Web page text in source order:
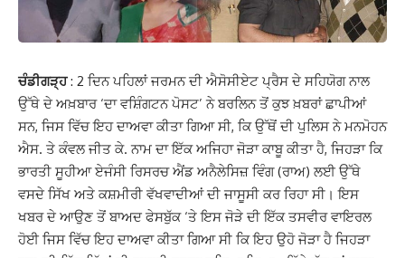
ਚੰਡੀਗੜ੍ਹ: 2 ਦਿਨ ਪਹਿਲਾਂ ਜਰਮਨ ਦੀ ਐਸੋਸੀਏਟ ਪ੍ਰੈਸ ਦੇ ਸਹਿਯੋਗ ਨਾਲ
ਉੱਥੇ ਦੇ ਅਖ਼ਬਾਰ ‘ਦਾ ਵਸ਼ਿੰਗਟਨ ਪੋਸਟ’ ਨੇ ਬਰਲਿਨ ਤੋਂ ਕੁਝ ਖ਼ਬਰਾਂ ਛਾਪੀਆਂ
ਸਨ, ਜਿਸ ਵਿੱਚ ਇਹ ਦਾਅਵਾ ਕੀਤਾ ਗਿਆ ਸੀ, ਕਿ ਉੱਥੋਂ ਦੀ ਪੁਲਿਸ ਨੇ ਮਨਮੋਹਨ
ਐਸ. ਤੇ ਕੰਵਲ ਜੀਤ ਕੇ. ਨਾਮ ਦਾ ਇੱਕ ਅਜਿਹਾ ਜੋੜਾ ਕਾਬੂ ਕੀਤਾ ਹੈ, ਜਿਹੜਾ ਕਿ
ਭਾਰਤੀ ਸੂਹੀਆ ਏਜੰਸੀ ਰਿਸਰਚ ਐਂਡ ਅਨੈਲੇਸਿਜ਼ ਵਿੰਗ (ਰਾਅ) ਲਈ ਉੱਥੇ
ਵਸਦੇ ਸਿੱਖ ਅਤੇ ਕਸ਼ਮੀਰੀ ਵੱਖਵਾਦੀਆਂ ਦੀ ਜਾਸੂਸੀ ਕਰ ਰਿਹਾ ਸੀ। ਇਸ
ਖਬਰ ਦੇ ਆਉਣ ਤੋਂ ਬਾਅਦ ਫੇਸਬੁੱਕ ‘ਤੇ ਇਸ ਜੋੜੇ ਦੀ ਇੱਕ ਤਸਵੀਰ ਵਾਇਰਲ
ਹੋਈ ਜਿਸ ਵਿੱਚ ਇਹ ਦਾਅਵਾ ਕੀਤਾ ਗਿਆ ਸੀ ਕਿ ਇਹ ਉਹੋ ਜੋੜਾ ਹੈ ਜਿਹੜਾ